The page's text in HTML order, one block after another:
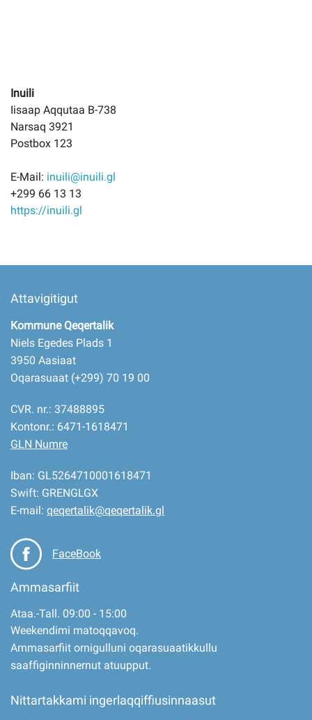
Inuili
Iisaap Aqqutaa B-738
Narsaq 3921
Postbox 123
E-Mail: inuili@inuili.gl
+299 66 13 13
https://inuili.gl
Attavigitigut
Kommune Qeqertalik
Niels Egedes Plads 1
3950 Aasiaat
Oqarasuaat (+299) 70 19 00
CVR. nr.: 37488895
Kontonr.: 6471-1618471
GLN Numre
Iban: GL5264710001618471
Swift: GRENGLGX
E-mail: qeqertalik@qeqertalik.gl
FaceBook
Ammasarfiit
Ataa.-Tall. 09:00 - 15:00
Weekendimi matoqqavoq.
Ammasarfiit ornigulluni oqarasuaatikkullu
saaffiginninnernut atuupput.
Nittartakkami ingerlaqqiffiusinnaasut